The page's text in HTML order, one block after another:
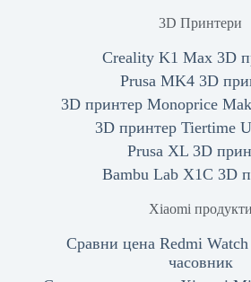
3D Принтери
Creality K1 Max 3D
Prusa MK4 3D
3D принтер Monoprice
3D принтер Tiertime
Prusa XL 3D
Bambu Lab X1C 3D
Xiaomi продукти
Сравни цена Redmi
часовник